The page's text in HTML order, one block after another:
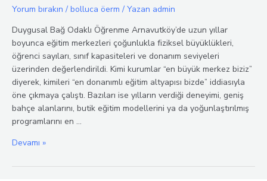
Yorum bırakın / bolluca öerm / Yazan admin
Duygusal Bağ Odaklı Öğrenme Arnavutköy’de uzun yıllar
boyunca eğitim merkezleri çoğunlukla fiziksel büyüklükleri,
öğrenci sayıları, sınıf kapasiteleri ve donanım seviyeleri
üzerinden değerlendirildi. Kimi kurumlar “en büyük merkez biziz”
diyerek, kimileri “en donanımlı eğitim altyapısı bizde” iddiasıyla
öne çıkmaya çalıştı. Bazıları ise yılların verdiği deneyimi, geniş
bahçe alanlarını, butik eğitim modellerini ya da yoğunlaştırılmış
programlarını en …
Arnavutköy’de
Yeni
Devamı »